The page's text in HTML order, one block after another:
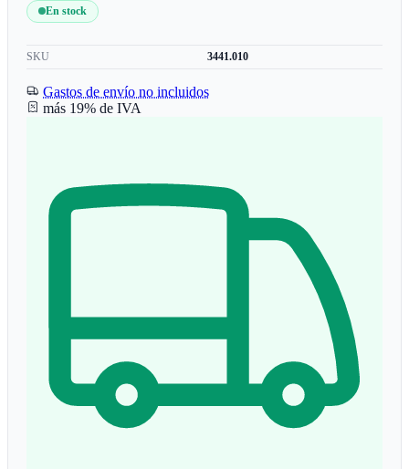
En stock
SKU 3441.010
Gastos de envío no incluidos
más 19% de IVA